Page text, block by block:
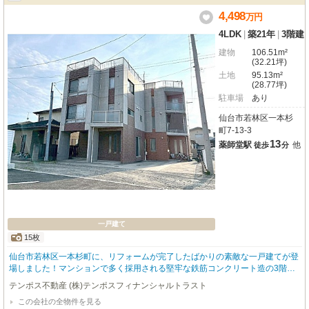
一戸建て
15枚
4,498万円
4LDK 築21年 3階建
建物
106.51m²
(32.21坪)
土地
95.13m²
(28.77坪)
駐車場
あり
仙台市若林区一本杉
町7-13-3
薬師堂駅 徒歩13分 他
仙台市若林区一本杉町に、リフォームが完了したばかりの素敵な一戸建てが登
場しました！マンションで多く採用される堅牢な鉄筋コンクリート造の3階建
てで、ご家族の安心な暮らしを支えます。2025年6月には内装リフォームが完
了し、LIXIL製のシステムキッチンやユニットバス、TOTO製のトイレなど水回
りが一新。床や壁も張り替えられ、まるで新築のような快適な空間で新生活を
テンポス不動産 (株)テンポスフィナンシャルトラスト
この会社の全物件を見る